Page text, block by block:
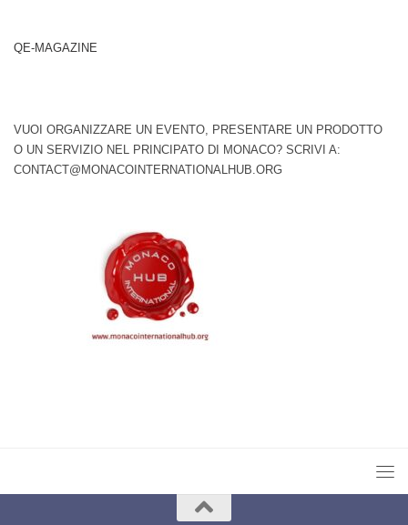
QE-MAGAZINE
VUOI ORGANIZZARE UN EVENTO, PRESENTARE UN PRODOTTO
O UN SERVIZIO NEL PRINCIPATO DI MONACO? SCRIVI A:
CONTACT@MONACOINTERNATIONALHUB.ORG